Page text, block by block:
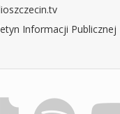
Informacji Publicznej